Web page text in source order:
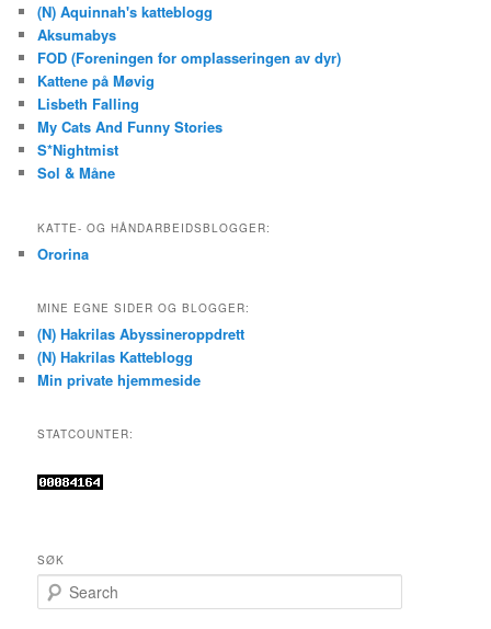
(N) Aquinnah's katteblogg
Aksumabys
FOD (Foreningen for omplasseringen av dyr)
Kattene på Møvig
Lisbeth Falling
My Cats And Funny Stories
S*Nightmist
Sol & Måne
KATTE- OG HÅNDARBEIDSBLOGGER:
Ororina
MINE EGNE SIDER OG BLOGGER:
(N) Hakrilas Abyssineroppdrett
(N) Hakrilas Katteblogg
Min private hjemmeside
STATCOUNTER:
SØK
e